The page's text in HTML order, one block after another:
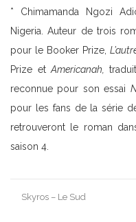
* Chimamanda Ngozi
Nigeria. Auteur de trois
pour le Booker Prize,
Prize etAmericanah,
reconnue pour son essai
pour les fans de la série
retrouveront le roman
saison 4.
Post
Skyros – Le Sud